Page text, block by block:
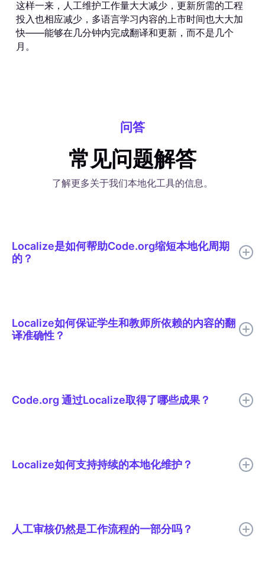
这样一来，人工维护工作量大大减少，更新所需的工程
投入也相应减少，多语言学习内容的上市时间也大大加
快——能够在几分钟内完成翻译和更新，而不是几个
月。
问答
常见问题解答
了解更多关于我们本地化工具的信息。
Localize是如何帮助Code.org缩短本地化周期
的？
Localize如何保证学生和教师所依赖的内容的翻
译准确性？
发现翻译错误的编码术语。共享的词汇表确保了“循环”和“函数”等
词语在 Code.org 支持的所有 29 种语言中保持一致。
Code.org 通过Localize取得了哪些成果？
Localize如何支持持续的本地化维护？
人工审核仍然是工作流程的一部分吗？